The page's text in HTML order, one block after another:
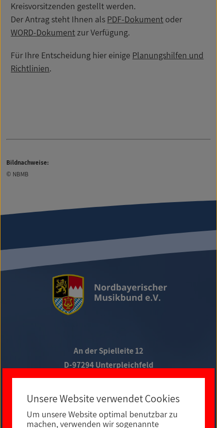
Kreisvorsitzenden gestellt werden.
Der Antrag steht Ihnen als PDF-Dokument oder
WORD-Dokumentzur Verfügung.
Für Ihre Entscheidung hier einige Planungshilfen und
Richtlinien.
Bildnachweise:
© NBMB
An der Spielleite 12
D-97294 Unterpleichfeld
Telefon +49 9367 988 689-0
Social Media
Unsere Website verwendet Cookies
Um unsere Website optimal benutzbar zu
machen, verwenden wir sogenannte